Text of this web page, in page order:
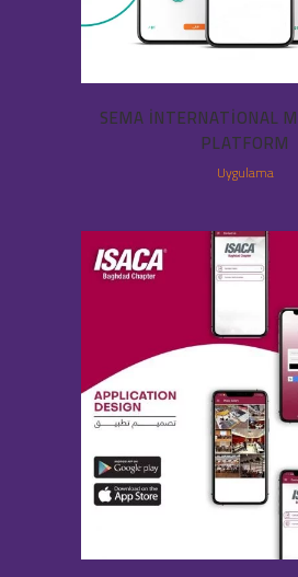
SEMA INTERNATIONAL
PLATFORM
Uygulama